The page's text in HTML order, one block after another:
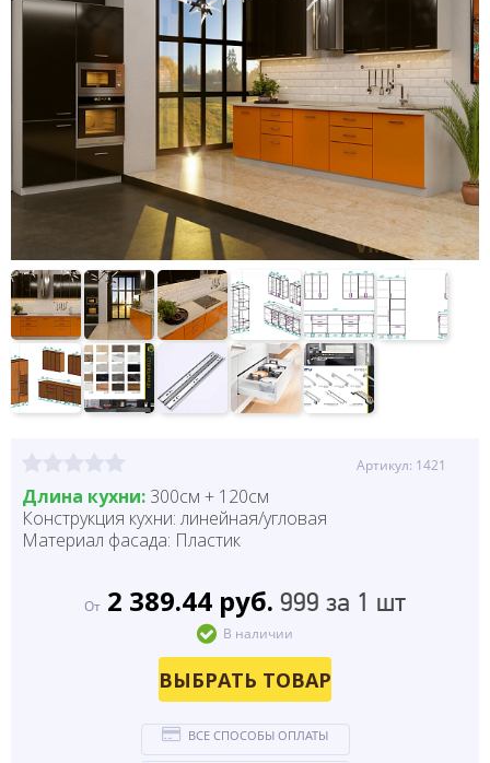
Артикул: 1421
Длина кухни: 300см + 120см
Конструкция кухни: линейная/угловая
Материал фасада: Пластик
От 2 389.44 руб. 999 за 1 шт
В наличии
ВЫБРАТЬ ТОВАР
ВСЕ СПОСОБЫ ОПЛАТЫ